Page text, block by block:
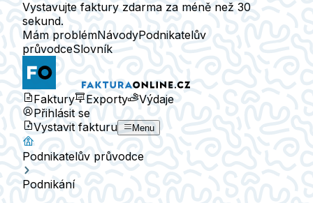
Vystavujte faktury zdarma za méně než 30
sekund.
Mám problémNávodyPodnikatelův
průvodceSlovník
Faktury Exporty
Výdaje
Přihlásit se
Vystavit fakturu
Menu
Podnikatelův průvodce
Podnikání